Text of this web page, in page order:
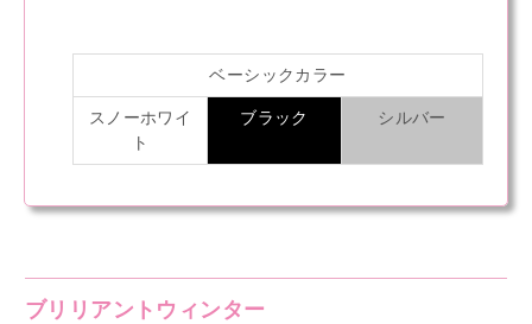
ベーシックカラー
スノーホワイ
ト
ブラック シルバー
ブリリアントウィンター